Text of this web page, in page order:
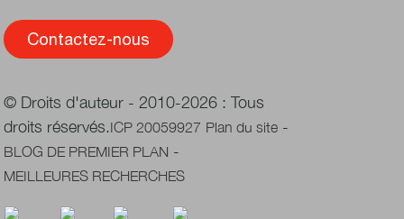
Contactez-nous
© Droits d'auteur - 2010-2026 : Tous
droits réservés.ICP 20059927 Plan du site -
BLOG DE PREMIER PLAN -
MEILLEURES RECHERCHES